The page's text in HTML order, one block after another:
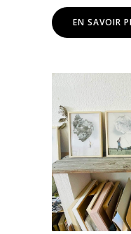
EN SAVOIR